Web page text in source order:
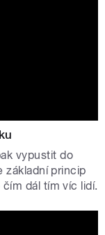
vypustit do
základní princip
dál tím víc lidí.